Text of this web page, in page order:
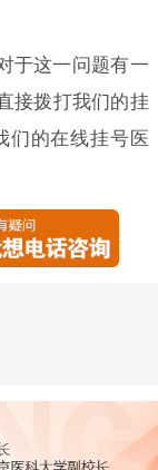
于这一问题有一
接拨打我们的挂
们的在线挂号医